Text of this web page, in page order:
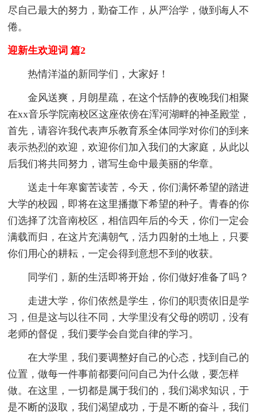
尽自己最大的努力，勤奋工作，从严治学，做到诲人不
倦。
迎新生欢迎词 篇2
热情洋溢的新同学们，大家好！
金风送爽，月朗星疏，在这个恬静的夜晚我们相聚
在xx音乐学院南校区这座依傍在浑河湖畔的神圣殿堂，
首先，请容许我代表声乐教育系全体同学对你们的到来
表示热烈的欢迎，欢迎你们加入我们的大家庭，从此以
后我们将共同努力，谱写生命中最美丽的华章。
送走十年寒窗苦读苦，今天，你们满怀希望的踏进
大学的校园，即将在这里播撒下希望的种子。青春的你
们选择了沈音南校区，相信四年后的今天，你们一定会
满载而归，在这片充满朝气，活力四射的土地上，只要
你们用心的耕耘，一定会得到意想不到的收获。
同学们，新的生活即将开始，你们做好准备了吗？
走进大学，你们依然是学生，你们的职责依旧是学
习，但是这与以往不同，大学里没有父母的唠叨，没有
老师的督促，我们要学会自觉自律的学习。
在大学里，我们要调整好自己的心态，找到自己的
位置，做每一件事前都要问问自己为什么做，要怎样
做。在这里，一切都是属于我们的，我们渴求知识，于
是不断的汲取，我们渴望成功，于是不断的奋斗，我们